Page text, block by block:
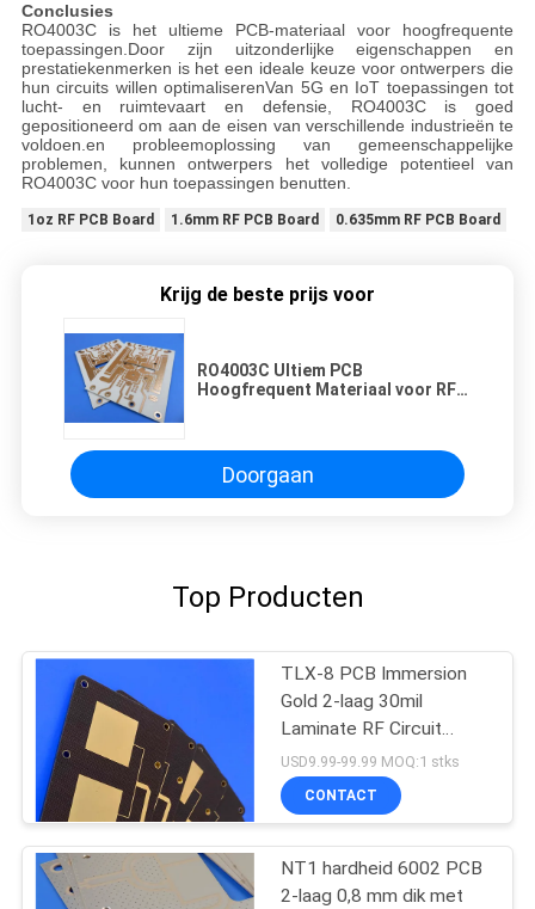
Conclusies
RO4003C is het ultieme PCB-materiaal voor hoogfrequente
toepassingen.Door zijn uitzonderlijke eigenschappen en
prestatiekenmerken is het een ideale keuze voor ontwerpers die
hun circuits willen optimaliserenVan 5G en IoT toepassingen tot
lucht- en ruimtevaart en defensie, RO4003C is goed
gepositioneerd om aan de eisen van verschillende industrieën te
voldoen.en probleemoplossing van gemeenschappelijke
problemen, kunnen ontwerpers het volledige potentieel van
RO4003C voor hun toepassingen benutten.
1oz RF PCB Board 1.6mm RF PCB Board 0.635mm RF PCB Board
Krijg de beste prijs voor
RO4003C Ultiem PCB
Hoogfrequent Materiaal voor RF-
Doorgaan
Top Producten
TLX-8 PCB Immersion
Gold 2-laag 30mil
Laminate RF Circuit
Board
USD9.99-99.99 MOQ:1 stks
CONTACT
NT1 hardheid 6002 PCB
2-laag 0,8 mm dik met